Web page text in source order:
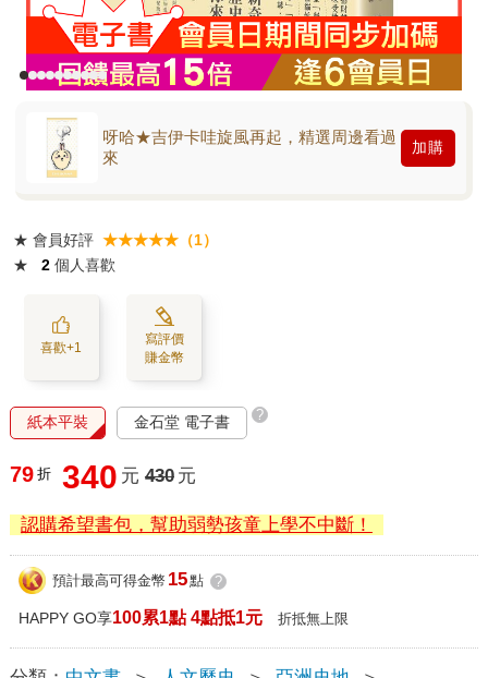
呀哈★吉伊卡哇旋風再起，精選周邊看過
來
加購
★ 會員好評 ★★★★★（1）
★
2 個人喜歡
喜歡+1
寫評價
賺金幣
紙本平裝 金石堂 電子書 ?
79 折 340 元 430 元
認購希望書包，幫助弱勢孩童上學不中斷！
預計最高可得金幣 15點 ?
HAPPY GO享100累1點 4點抵1元 折抵無上限